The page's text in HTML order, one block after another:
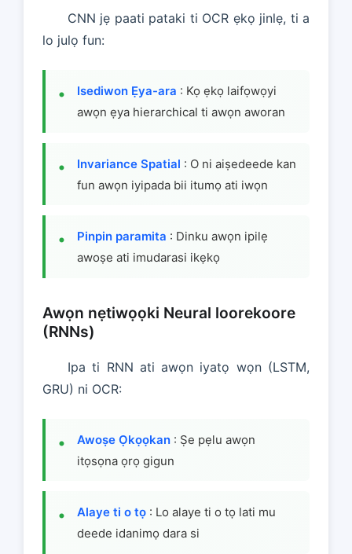
CNN jẹ paati pataki ti OCR ẹkọ jinlẹ, ti a
lo julọ fun:
Isediwon Ẹya-ara : Kọ ẹkọ laifọwọyi
awọn ẹya hierarchical ti awọn aworan
Invariance Spatial : O ni aiṣedeede kan
fun awọn iyipada bii itumọ ati iwọn
Pinpin paramita : Dinku awọn ipilẹ
awoṣe ati imudarasi ikẹkọ
Awọn nẹtiwọọki Neural loorekoore
(RNNs)
Ipa ti RNN ati awọn iyatọ wọn (LSTM,
GRU) ni OCR:
Awoṣe Ọkọọkan : Ṣe pẹlu awọn
itọsọna ọrọ gigun
Alaye ti o tọ : Lo alaye ti o tọ lati mu
deede idanimọ dara si